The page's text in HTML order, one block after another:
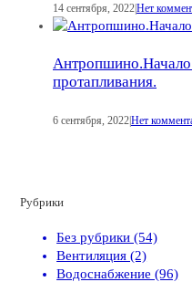
14 сентября, 2022|Нет
Антропшино.Начало
протапливания.
6 сентября, 2022|Нет
Рубрики
Без рубрики (54)
Вентиляция (2)
Водоснабжение (96)